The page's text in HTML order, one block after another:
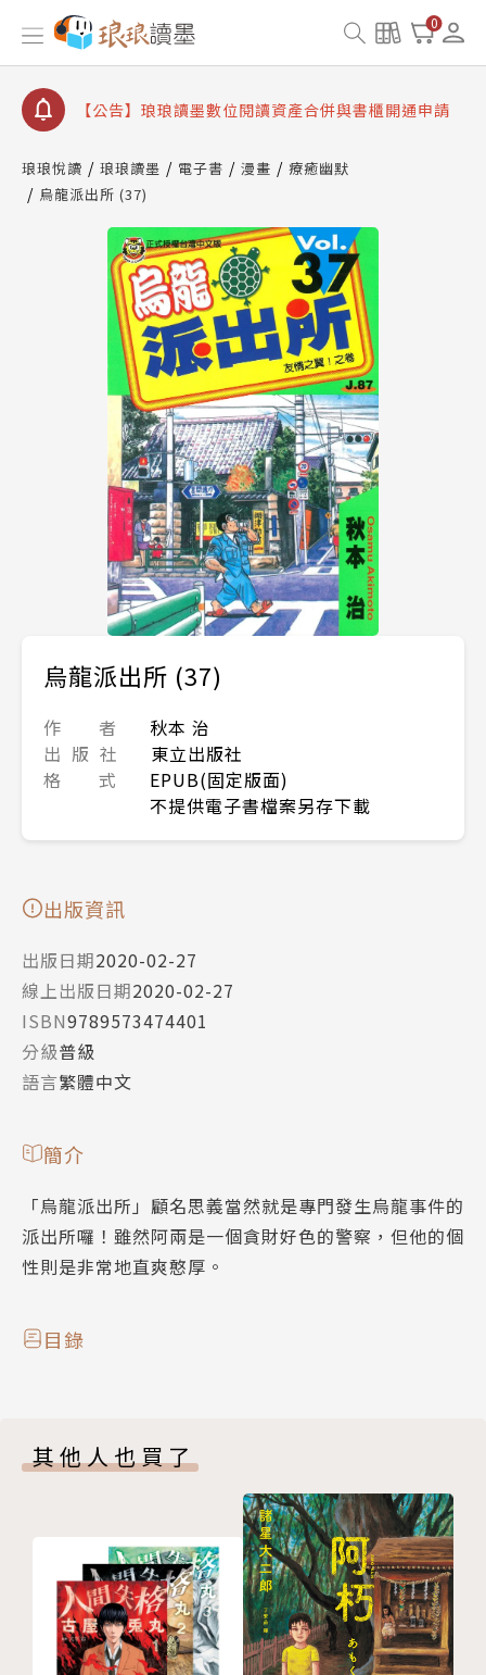
0
【公告】琅琅書店服務升級重要說明及資產合併結果
查詢
【公告】因 Readmoo 讀墨系統維護中，本站同步暫
【公告】琅琅讀墨數位閱讀資產合併與書櫃開通申請
【公告】琅琅讀墨 3 分鐘完成書櫃開通與資產合併申
請圖文教學
【公告】琅琅書店服務升級重要說明及資產合併結果
【公告】因 Readmoo 讀墨系統維護中，本站同步暫
停部分閱讀服務
琅琅悅讀 琅琅讀墨 電子書 漫畫
療癒幽默
烏龍派出所 (37)
烏龍派出所 (37)
作 者
秋本 治
出 版 社
東立出版社
格 式
EPUB(固定版面)
不提供電子書檔案另存下載
出版資訊
出版日期2020-02-27
線上出版日期2020-02-27
ISBN9789573474401
分級普級
語言繁體中文
簡介
「烏龍派出所」顧名思義當然就是專門發生烏龍事件的
派出所囉！雖然阿兩是一個貪財好色的警察，但他的個
性則是非常地直爽憨厚。
目錄
其他人也買了